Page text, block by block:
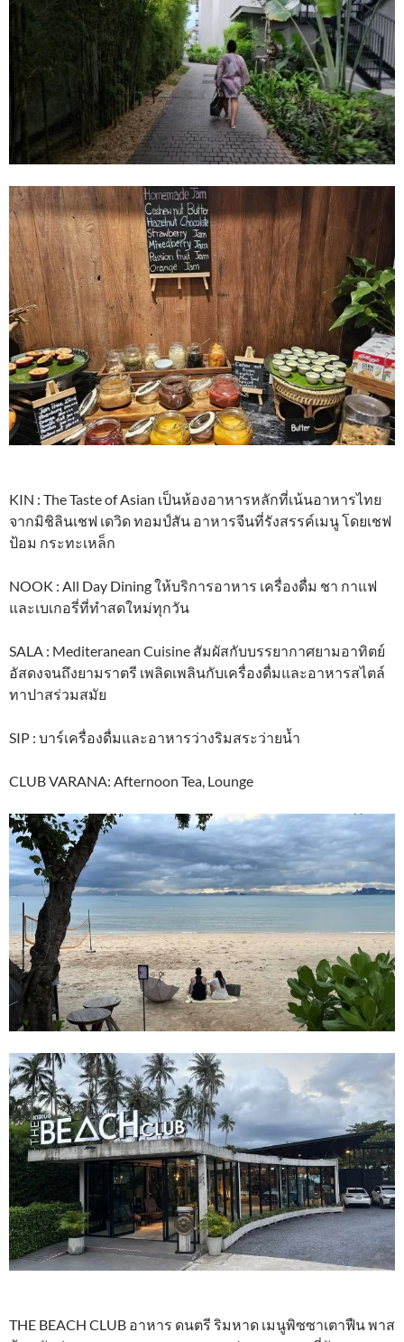
KIN : The Taste of Asian เป็นห้องอาหารหลักที่เน้นอาหารไทย
จากมิชิลินเชฟ เดวิด ทอมป์สัน อาหารจีนที่รังสรรค์เมนู โดยเชฟ
ป้อม กระทะเหล็ก
NOOK : All Day Dining ให้บริการอาหาร เครื่องดื่ม ชา กาแฟ
และเบเกอรี่ที่ทำสดใหม่ทุกวัน
SALA : Mediteranean Cuisine สัมผัสกับบรรยากาศยามอาทิตย์
อัสดงจนถึงยามราตรี เพลิดเพลินกับเครื่องดื่มและอาหารสไตล์
ทาปาสร่วมสมัย
SIP : บาร์เครื่องดื่มและอาหารว่างริมสระว่ายน้ำ
CLUB VARANA: Afternoon Tea, Lounge
THE BEACH CLUB อาหาร ดนตรี ริมหาด เมนูพิซซาเตาฟืน พาส